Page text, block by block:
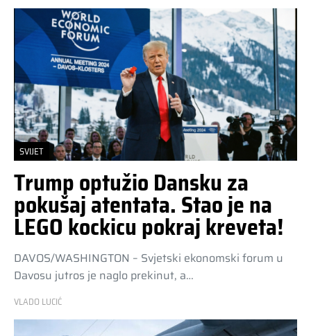
SVIJET
Trump optužio Dansku za
pokušaj atentata. Stao je na
LEGO kockicu pokraj kreveta!
DAVOS/WASHINGTON – Svjetski ekonomski forum u
Davosu jutros je naglo prekinut, a…
VLADO LUCIĆ